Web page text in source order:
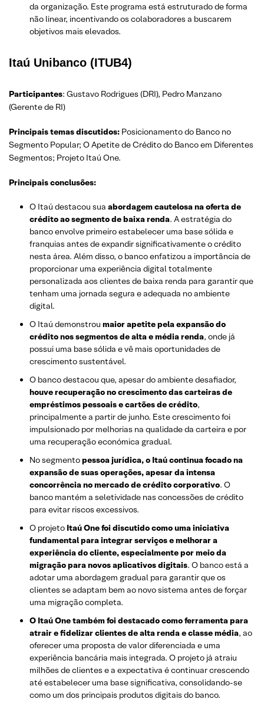
da organização. Este programa está estruturado de forma
não linear, incentivando os colaboradores a buscarem
objetivos mais elevados.
Itaú Unibanco (ITUB4)
Participantes: Gustavo Rodrigues (DRI), Pedro Manzano
(Gerente de RI)
Principais temas discutidos: Posicionamento do Banco no
Segmento Popular; O Apetite de Crédito do Banco em Diferentes
Segmentos; Projeto Itaú One.
Principais conclusões:
O Itaú destacou sua abordagem cautelosa na oferta de
crédito ao segmento de baixa renda. A estratégia do
banco envolve primeiro estabelecer uma base sólida e
franquias antes de expandir significativamente o crédito
nesta área. Além disso, o banco enfatizou a importância de
proporcionar uma experiência digital totalmente
personalizada aos clientes de baixa renda para garantir que
tenham uma jornada segura e adequada no ambiente
digital.
O Itaú demonstrou maior apetite pela expansão do
crédito nos segmentos de alta e média renda, onde já
possui uma base sólida e vê mais oportunidades de
crescimento sustentável.
O banco destacou que, apesar do ambiente desafiador,
houve recuperação no crescimento das carteiras de
empréstimos pessoais e cartões de crédito,
principalmente a partir de junho. Este crescimento foi
impulsionado por melhorias na qualidade da carteira e por
uma recuperação económica gradual.
No segmentopessoa jurídica, o Itaú continua focado na
expansão de suas operações, apesar da intensa
concorrência no mercado de crédito corporativo. O
banco mantém a seletividade nas concessões de crédito
para evitar riscos excessivos.
O projeto Itaú One foi discutido como uma iniciativa
fundamental para integrar serviços e melhorar a
experiência do cliente, especialmente por meio da
migração para novos aplicativos digitais. O banco está a
adotar uma abordagem gradual para garantir que os
clientes se adaptam bem ao novo sistema antes de forçar
uma migração completa.
O Itaú One também foi destacado como ferramenta para
atrair e fidelizar clientes de alta renda e classe média, ao
oferecer uma proposta de valor diferenciada e uma
experiência bancária mais integrada. O projeto já atraiu
milhões de clientes e a expectativa é continuar crescendo
até estabelecer uma base significativa, consolidando-se
como um dos principais produtos digitais do banco.